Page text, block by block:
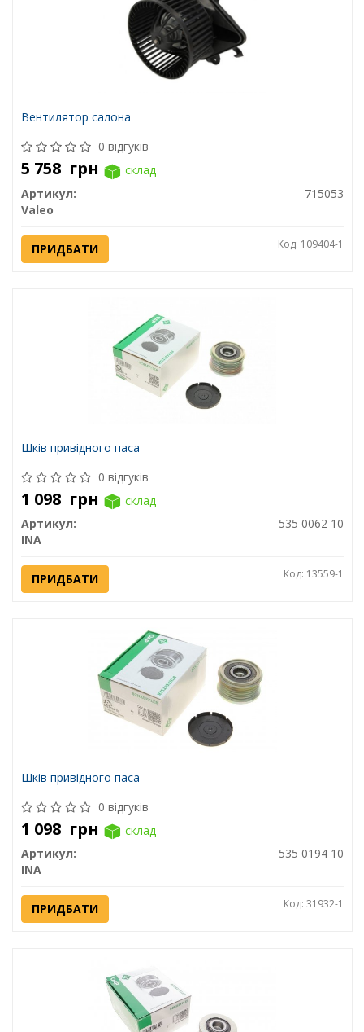
Вентилятор салона
0 відгуків
5 758 грн
склад
Артикул:
715053
Valeo
ПРИДБАТИ Код: 109404-1
Шків привідного паса
0 відгуків
1 098 грн
склад
Артикул:
535 0062 10
INA
ПРИДБАТИ Код: 13559-1
Шків привідного паса
0 відгуків
1 098 грн
склад
Артикул:
535 0194 10
INA
ПРИДБАТИ Код: 31932-1